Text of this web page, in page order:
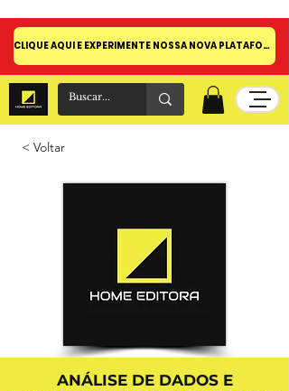
CLIQUE AQUI E EXPERIMENTE NOSSA NOVA PLATAFORMA!
< Voltar
ANÁLISE DE DADOS E